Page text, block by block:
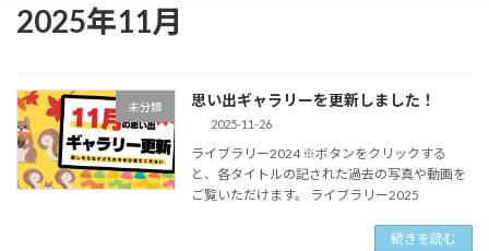
2025年11月
未分類 思い出ギャラリーを更新しました！
2025-11-26
ライブラリー2024 ※ボタンをクリックする
と、各タイトルの記された過去の写真や動画を
ご覧いただけます。 ライブラリー2025
続きを読む